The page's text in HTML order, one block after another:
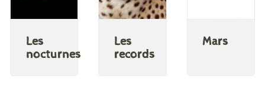
Les
nocturnes
Les
records
Mars